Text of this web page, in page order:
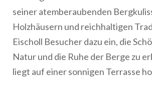
seiner atemberaubenden
Holzhäusern und reichhaltigen
Eischoll Besucher dazu ein, die
Natur und die Ruhe der Berge zu
liegt auf einer sonnigen Terrasse